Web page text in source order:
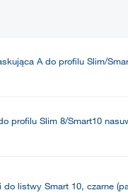
A do profilu Slim/
profilu Slim 8/Smart10
do listwy Smart 10, czarne